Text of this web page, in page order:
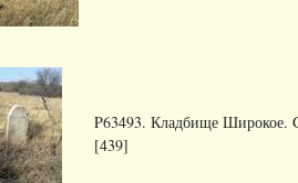
P63493. Кладбище Широкое.
[439]